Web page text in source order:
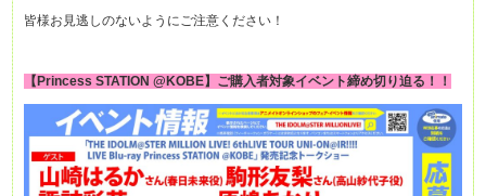
皆様お見逃しのないようにご注意ください！
【Princess STATION @KOBE】ご購入者対象イベント締め切り迫る！！